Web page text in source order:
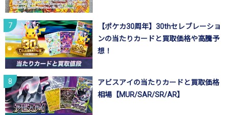
【ポケカ30周年】30thセレブレーショ
ンの当たりカードと買取価格や高騰予
想！
アビスアイの当たりカードと買取価格
相場【MUR/SAR/SR/AR】